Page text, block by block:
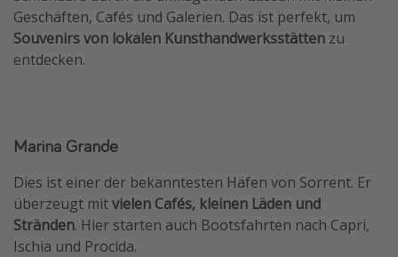
Geschäften, Cafés und Galerien. Das ist perfekt, um
Souvenirs von lokalen Kunsthandwerksstätten zu
entdecken.
Marina Grande
Dies ist einer der bekanntesten Häfen von Sorrent. Er
überzeugt mitvielen Cafés, kleinen Läden und
Stränden. Hier starten auch Bootsfahrten nach Capri,
Ischia und Procida.